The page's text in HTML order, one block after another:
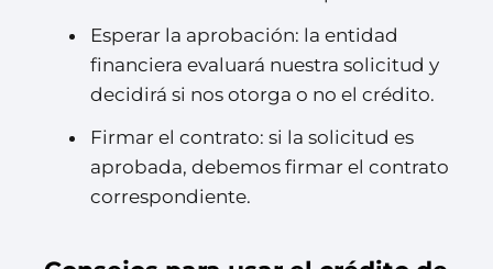
Esperar la aprobación: la entidad
financiera evaluará nuestra solicitud y
decidirá si nos otorga o no el crédito.
Firmar el contrato: si la solicitud es
aprobada, debemos firmar el contrato
correspondiente.